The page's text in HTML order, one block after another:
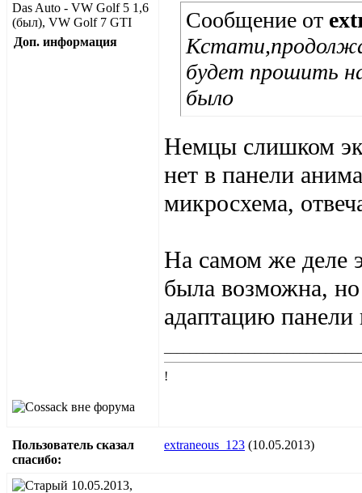
Das Auto - VW Golf 5 1,6
(был), VW Golf 7 GTI
Доп. информация
Сообщение от
будет прошить
было
Немцы слишком
нет в панели
микросхема,
На самом же деле
была возможна,
адаптацию
!
Пользователь сказал
cпасибо:
extraneous_123 (10.05.2013)
10.05.2013,